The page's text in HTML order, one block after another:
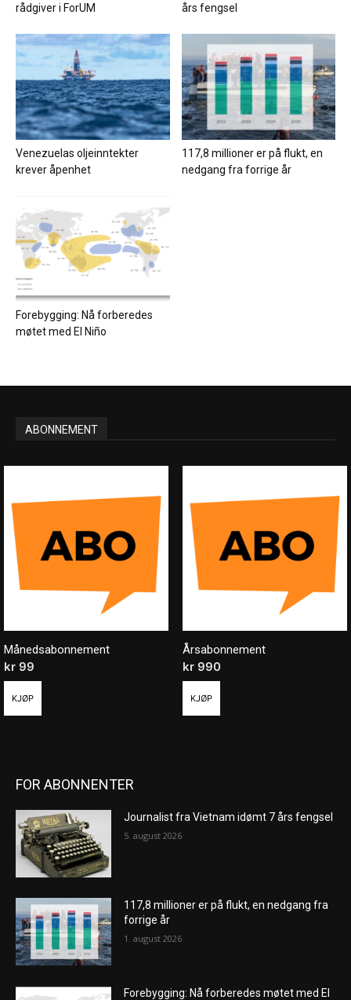
rådgiver i ForUM
års fengsel
Venezuelas oljeinntekter
krever åpenhet
117,8 millioner er på flukt, en
nedgang fra forrige år
Forebygging: Nå forberedes
møtet med El Niño
ABONNEMENT
Månedsabonnement
kr 99
KJØP
Årsabonnement
kr990
KJØP
FOR ABONNENTER
Journalist fra Vietnam idømt 7 års fengsel
5. august 2026
117,8 millioner er på flukt, en nedgang fra
forrige år
1. august 2026
Forebygging: Nå forberedes møtet med El